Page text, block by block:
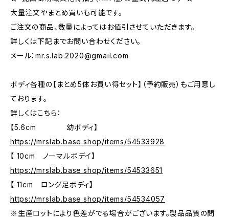
大量注文やまとめ買いも可能です。
ご注文の商品、数量によってはお値引させていただきます。
詳しくは下記までお問い合わせください。
メール：mr.s.lab.2020@gmail.com
ボディ各種の【まとめ5体お買い得セット】（予約販売）もご用意し
ております。
詳しくはこちら：
【5.6cm 幼ボディ】
https://mrslab.base.shop/items/54533928
【 10cm ノーマルボデイ】
https://mrslab.base.shop/items/54533651
【 11cm ロング足ボディ】
https://mrslab.base.shop/items/54534057
※生産ロットにより色差がでる場合がございます。製品品質の問